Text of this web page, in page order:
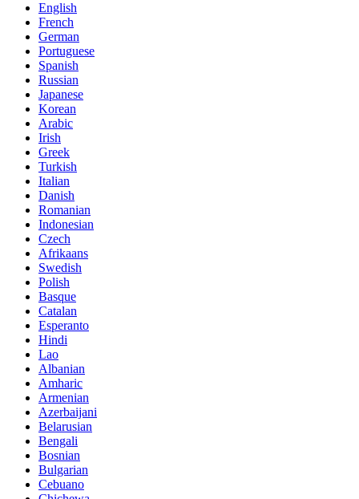
English
French
German
Portuguese
Spanish
Russian
Japanese
Korean
Arabic
Irish
Greek
Turkish
Italian
Danish
Romanian
Indonesian
Czech
Afrikaans
Swedish
Polish
Basque
Catalan
Esperanto
Hindi
Lao
Albanian
Amharic
Armenian
Azerbaijani
Belarusian
Bengali
Bosnian
Bulgarian
Cebuano